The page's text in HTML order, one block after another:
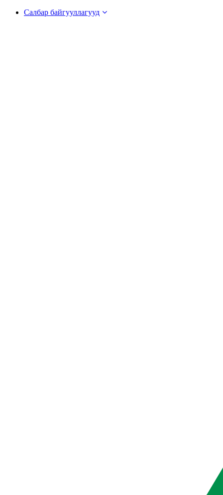
Салбар байгууллагууд